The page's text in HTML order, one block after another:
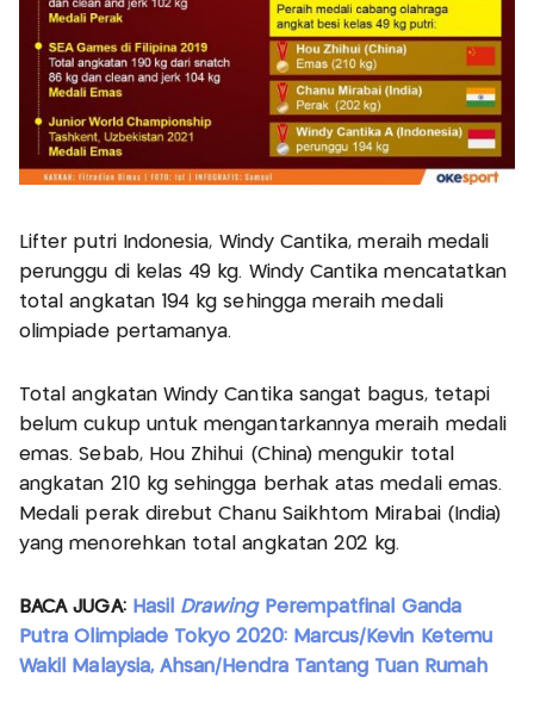
Lifter putri Indonesia, Windy Cantika, meraih medali
perunggu di kelas 49 kg. Windy Cantika mencatatkan
total angkatan 194 kg sehingga meraih medali
olimpiade pertamanya.
Total angkatan Windy Cantika sangat bagus, tetapi
belum cukup untuk mengantarkannya meraih medali
emas. Sebab, Hou Zhihui (China) mengukir total
angkatan 210 kg sehingga berhak atas medali emas.
Medali perak direbut Chanu Saikhtom Mirabai (India)
yang menorehkan total angkatan 202 kg.
BACA JUGA: Hasil DrawingPerempatfinal Ganda
Putra Olimpiade Tokyo 2020: Marcus/Kevin Ketemu
Wakil Malaysia, Ahsan/Hendra Tantang Tuan Rumah